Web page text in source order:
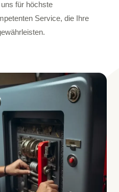
für höchste
Service, die Ihre